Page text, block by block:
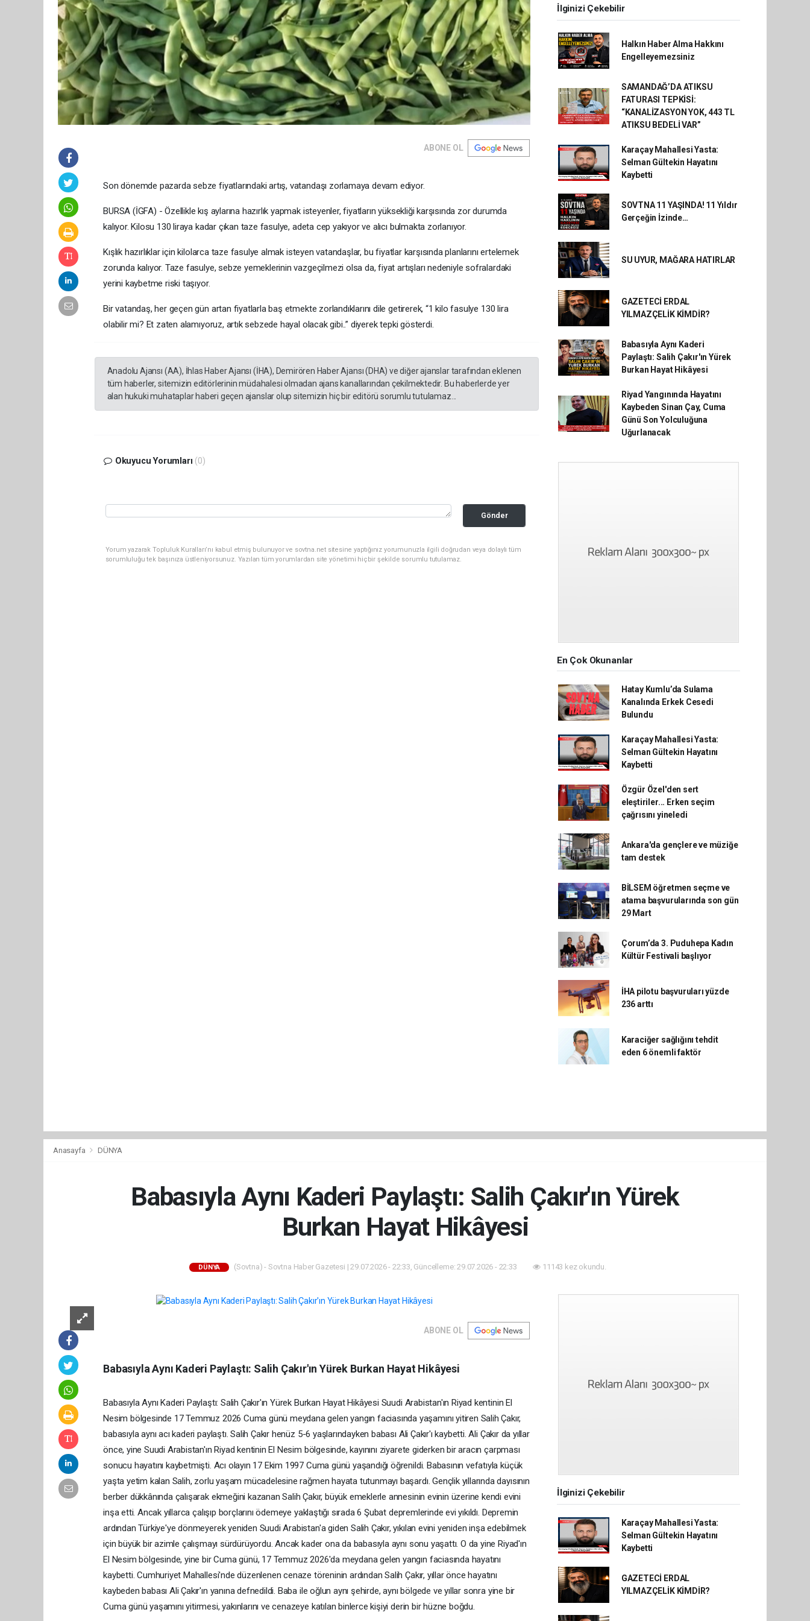
ABONE OL
Son dönemde pazarda sebze fiyatlarındaki artış, vatandaşı zorlamaya devam ediyor.
BURSA (İGFA) - Özellikle kış aylarına hazırlık yapmak isteyenler, fiyatların yüksekliği karşısında zor durumda
kalıyor. Kilosu 130 liraya kadar çıkan taze fasulye, adeta cep yakıyor ve alıcı bulmakta zorlanıyor.
Kışlık hazırlıklar için kilolarca taze fasulye almak isteyen vatandaşlar, bu fiyatlar karşısında planlarını ertelemek
zorunda kalıyor. Taze fasulye, sebze yemeklerinin vazgeçilmezi olsa da, fiyat artışları nedeniyle sofralardaki
yerini kaybetme riski taşıyor.
Bir vatandaş, her geçen gün artan fiyatlarla baş etmekte zorlandıklarını dile getirerek, “1 kilo fasulye 130 lira
olabilir mi? Et zaten alamıyoruz, artık sebzede hayal olacak gibi..” diyerek tepki gösterdi.
Anadolu Ajansı (AA), İhlas Haber Ajansı (İHA), Demirören Haber Ajansı (DHA) ve diğer ajanslar tarafından eklenen
tüm haberler, sitemizin editörlerinin müdahalesi olmadan ajans kanallarından çekilmektedir. Bu haberlerde yer
alan hukuki muhataplar haberi geçen ajanslar olup sitemizin hiç bir editörü sorumlu tutulamaz...
Okuyucu Yorumları (0)
Gönder
Yorum yazarak Topluluk Kuralları’nı kabul etmiş bulunuyor ve sovtna.net sitesine yaptığınız yorumunuzla ilgili doğrudan veya dolaylı tüm
sorumluluğu tek başınıza üstleniyorsunuz. Yazılan tüm yorumlardan site yönetimi hiçbir şekilde sorumlu tutulamaz.
İlginizi Çekebilir
Halkın Haber Alma Hakkını
Engelleyemezsiniz
SAMANDAĞ’DA ATIKSU
FATURASI TEPKİSİ:
“KANALİZASYON YOK, 443 TL
ATIKSU BEDELİ VAR”
Karaçay Mahallesi Yasta:
Selman Gültekin Hayatını
Kaybetti
SOVTNA 11 YAŞINDA! 11 Yıldır
Gerçeğin İzinde…
SU UYUR, MAĞARA HATIRLAR
GAZETECİ ERDAL
YILMAZÇELİK KİMDİR?
Babasıyla Aynı Kaderi
Paylaştı: Salih Çakır'ın Yürek
Burkan Hayat Hikâyesi
Riyad Yangınında Hayatını
Kaybeden Sinan Çay, Cuma
Günü Son Yolculuğuna
Uğurlanacak
En Çok Okunanlar
Hatay Kumlu’da Sulama
Kanalında Erkek Cesedi
Bulundu
Karaçay Mahallesi Yasta:
Selman Gültekin Hayatını
Kaybetti
Özgür Özel'den sert
eleştiriler... Erken seçim
çağrısını yineledi
Ankara'da gençlere ve müziğe
tam destek
BİLSEM öğretmen seçme ve
atama başvurularında son gün
29 Mart
Çorum’da 3. Puduhepa Kadın
Kültür Festivali başlıyor
İHA pilotu başvuruları yüzde
236 arttı
Karaciğer sağlığını tehdit
eden 6 önemli faktör
Anasayfa DÜNYA
Babasıyla Aynı Kaderi Paylaştı: Salih Çakır'ın Yürek
Burkan Hayat Hikâyesi
DÜNYA (Sovtna) - Sovtna Haber Gazetesi | 29.07.2026 - 22:33, Güncelleme: 29.07.2026 - 22:33 11143 kez okundu.
ABONE OL
Babasıyla Aynı Kaderi Paylaştı: Salih Çakır'ın Yürek Burkan Hayat Hikâyesi
Babasıyla Aynı Kaderi Paylaştı: Salih Çakır'ın Yürek Burkan Hayat Hikâyesi Suudi Arabistan'ın Riyad kentinin El
Nesim bölgesinde 17 Temmuz 2026 Cuma günü meydana gelen yangın faciasında yaşamını yitiren Salih Çakır,
babasıyla aynı acı kaderi paylaştı. Salih Çakır henüz 5-6 yaşlarındayken babası Ali Çakır'ı kaybetti. Ali Çakır da yıllar
önce, yine Suudi Arabistan'ın Riyad kentinin El Nesim bölgesinde, kayınını ziyarete giderken bir aracın çarpması
sonucu hayatını kaybetmişti. Acı olayın 17 Ekim 1997 Cuma günü yaşandığı öğrenildi. Babasının vefatıyla küçük
yaşta yetim kalan Salih, zorlu yaşam mücadelesine rağmen hayata tutunmayı başardı. Gençlik yıllarında dayısının
berber dükkânında çalışarak ekmeğini kazanan Salih Çakır, büyük emeklerle annesinin evinin üzerine kendi evini
inşa etti. Ancak yıllarca çalışıp borçlarını ödemeye yaklaştığı sırada 6 Şubat depremlerinde evi yıkıldı. Depremin
ardından Türkiye'ye dönmeyerek yeniden Suudi Arabistan'a giden Salih Çakır, yıkılan evini yeniden inşa edebilmek
için büyük bir azimle çalışmayı sürdürüyordu. Ancak kader ona da babasıyla aynı sonu yaşattı. O da yine Riyad'ın
El Nesim bölgesinde, yine bir Cuma günü, 17 Temmuz 2026'da meydana gelen yangın faciasında hayatını
kaybetti. Cumhuriyet Mahallesi'nde düzenlenen cenaze töreninin ardından Salih Çakır, yıllar önce hayatını
kaybeden babası Ali Çakır'ın yanına defnedildi. Baba ile oğlun aynı şehirde, aynı bölgede ve yıllar sonra yine bir
Cuma günü yaşamını yitirmesi, yakınlarını ve cenazeye katılan binlerce kişiyi derin bir hüzne boğdu.
İlginizi Çekebilir
Karaçay Mahallesi Yasta:
Selman Gültekin Hayatını
Kaybetti
GAZETECİ ERDAL
YILMAZÇELİK KİMDİR?